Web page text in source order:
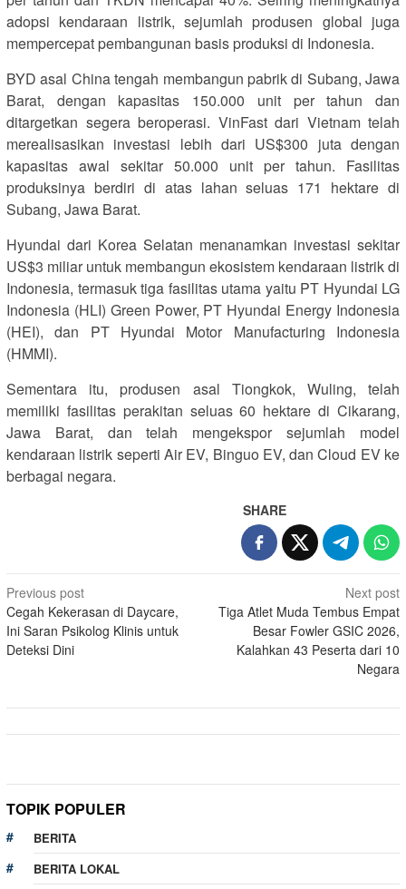
adopsi kendaraan listrik, sejumlah produsen global juga
mempercepat pembangunan basis produksi di Indonesia.
BYD asal China tengah membangun pabrik di Subang, Jawa
Barat, dengan kapasitas 150.000 unit per tahun dan
ditargetkan segera beroperasi. VinFast dari Vietnam telah
merealisasikan investasi lebih dari US$300 juta dengan
kapasitas awal sekitar 50.000 unit per tahun. Fasilitas
produksinya berdiri di atas lahan seluas 171 hektare di
Subang, Jawa Barat.
Hyundai dari Korea Selatan menanamkan investasi sekitar
US$3 miliar untuk membangun ekosistem kendaraan listrik di
Indonesia, termasuk tiga fasilitas utama yaitu PT Hyundai LG
Indonesia (HLI) Green Power, PT Hyundai Energy Indonesia
(HEI), dan PT Hyundai Motor Manufacturing Indonesia
(HMMI).
Sementara itu, produsen asal Tiongkok, Wuling, telah
memiliki fasilitas perakitan seluas 60 hektare di Cikarang,
Jawa Barat, dan telah mengekspor sejumlah model
kendaraan listrik seperti Air EV, Binguo EV, dan Cloud EV ke
berbagai negara.
SHARE
Post
navigation
Previous post
Cegah Kekerasan di Daycare,
Ini Saran Psikolog Klinis untuk
Deteksi Dini
Next post
Tiga Atlet Muda Tembus Empat
Besar Fowler GSIC 2026,
Kalahkan 43 Peserta dari 10
Negara
TOPIK POPULER
BERITA
BERITA LOKAL